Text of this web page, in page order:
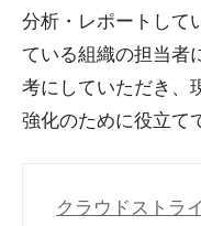
分析・レポートして
ている組織の担当者
考にしていただき、
強化のために役立て
クラウドストラ